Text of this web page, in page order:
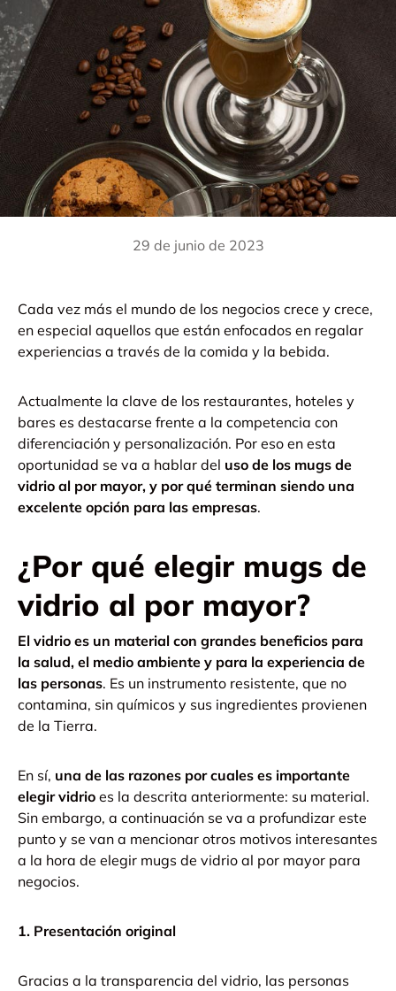
29 de junio de 2023
Cada vez más el mundo de los negocios crece y crece,
en especial aquellos que están enfocados en regalar
experiencias a través de la comida y la bebida.
Actualmente la clave de los restaurantes, hoteles y
bares es destacarse frente a la competencia con
diferenciación y personalización. Por eso en esta
oportunidad se va a hablar del uso de los mugs de
vidrio al por mayor, y por qué terminan siendo una
excelente opción para las empresas.
¿Por qué elegir mugs de
vidrio al por mayor?
El vidrio es un material con grandes beneficios para
la salud, el medio ambiente y para la experiencia de
las personas. Es un instrumento resistente, que no
contamina, sin químicos y sus ingredientes provienen
de la Tierra.
En sí, una de las razones por cuales es importante
elegir vidrio es la descrita anteriormente: su material.
Sin embargo, a continuación se va a profundizar este
punto y se van a mencionar otros motivos interesantes
a la hora de elegir mugs de vidrio al por mayor para
negocios.
1. Presentación original
Gracias a la transparencia del vidrio, las personas